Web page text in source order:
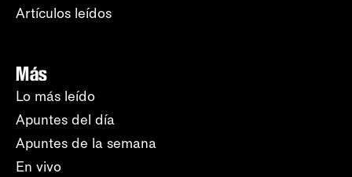
Artículos leídos
Más
Lo más leído
Apuntes del día
Apuntes de la semana
En vivo